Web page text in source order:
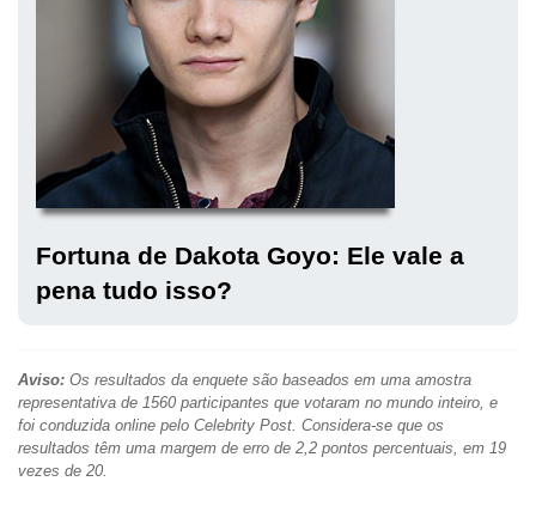
Fortuna de Dakota Goyo: Ele vale a
pena tudo isso?
Aviso: Os resultados da enquete são baseados em uma amostra
representativa de 1560 participantes que votaram no mundo inteiro, e
foi conduzida online pelo Celebrity Post. Considera-se que os
resultados têm uma margem de erro de 2,2 pontos percentuais, em 19
vezes de 20.